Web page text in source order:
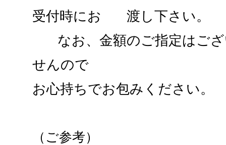
受付時にお
渡し下さい。
なお、 金額のご指定はご
せんので
お心持ちでお包みください。
（ご参考）